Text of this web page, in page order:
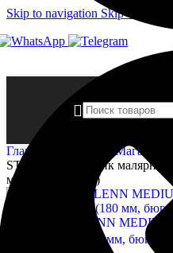
Skip to navigation Skip to main
Главная страница Магазин
STANDARD Валик малярный
мм, бюгель 8 мм)
BELLUCCI ELENN MEDIUM
микрофибры (180 мм, бюгель